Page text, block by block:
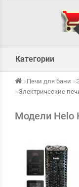
Категории
Печи для бани
Электрические
Модели Helo